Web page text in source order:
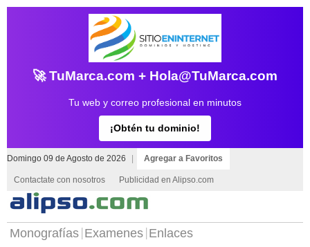
🚀 TuMarca.com + Hola@TuMarca.com
Tu web y correo profesional en minutos
¡Obtén tu dominio!
Domingo 09 de Agosto de 2026 Agregar a Favoritos
Contactate con nosotros Publicidad en Alipso.com
Monografías Examenes Enlaces